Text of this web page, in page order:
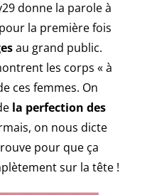
donne la parole à
la première fois
au grand public.
les corps « à
ces femmes. On
la perfection des
on nous dicte
pour que ça
sur la tête !